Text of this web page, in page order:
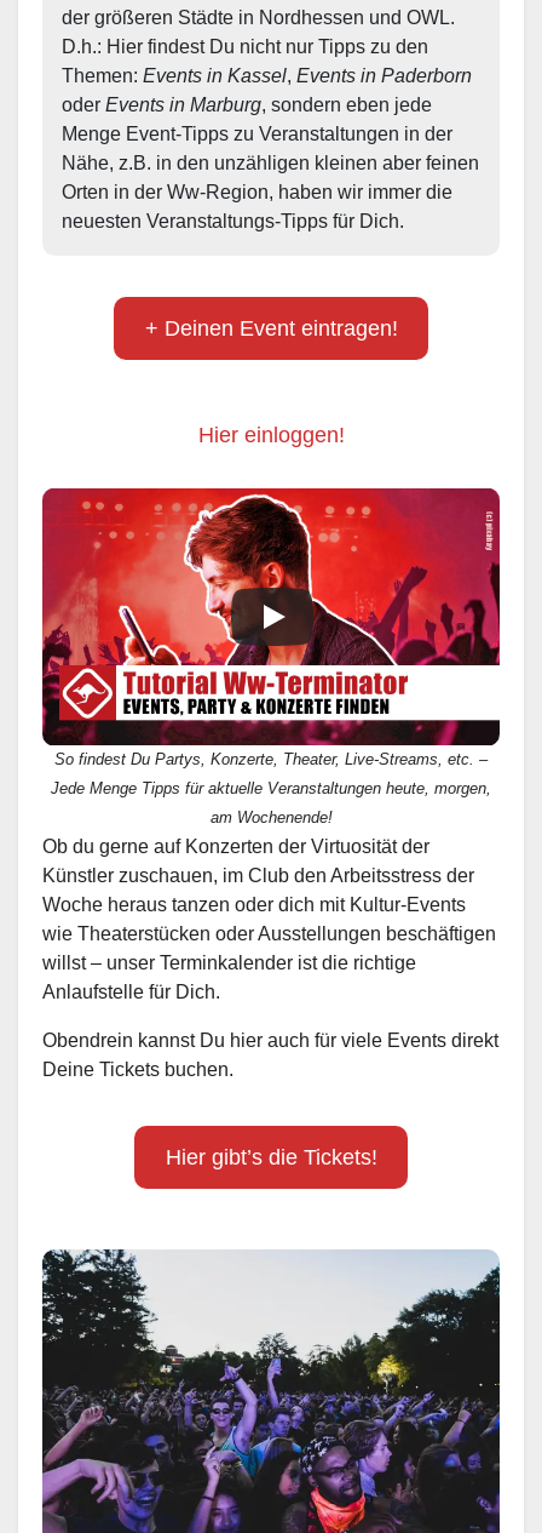
der größeren Städte in Nordhessen und OWL.
D.h.: Hier findest Du nicht nur Tipps zu den
Themen: Events in Kassel, Events in Paderborn
oder Events in Marburg, sondern eben jede
Menge Event-Tipps zu Veranstaltungen in der
Nähe, z.B. in den unzähligen kleinen aber feinen
Orten in der Ww-Region, haben wir immer die
neuesten Veranstaltungs-Tipps für Dich.
+ Deinen Event eintragen!
Hier einloggen!
So findest Du Partys, Konzerte, Theater, Live-Streams, etc. –
Jede Menge Tipps für aktuelle Veranstaltungen heute, morgen,
am Wochenende!
Ob du gerne auf Konzerten der Virtuosität der
Künstler zuschauen, im Club den Arbeitsstress der
Woche heraus tanzen oder dich mit Kultur-Events
wie Theaterstücken oder Ausstellungen beschäftigen
willst – unser Terminkalender ist die richtige
Anlaufstelle für Dich.
Obendrein kannst Du hier auch für viele Events direkt
Deine Tickets buchen.
Hier gibt’s die Tickets!